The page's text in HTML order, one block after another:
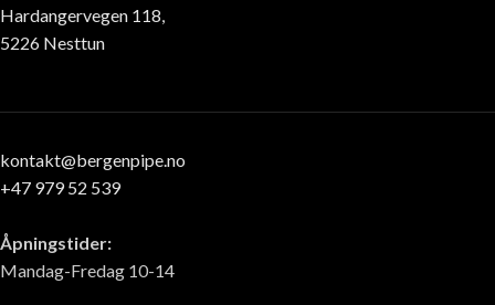
Hardangervegen 118,
5226 Nesttun
kontakt@bergenpipe.no
+47 979 52 539
Åpningstider:
Mandag-Fredag 10-14